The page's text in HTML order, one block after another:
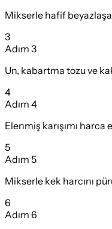
Mikserle hafif
3
Adım 3
Un, kabartma tozu ve
4
Adım 4
Elenmiş karışımı harca
5
Adım 5
Mikserle kek harcını
6
Adım 6